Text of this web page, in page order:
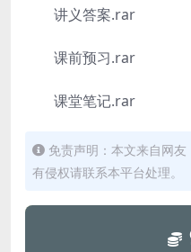
讲义答案.rar
课前预习.rar
课堂笔记.rar
免责声明：本文来自网
有侵权请联系本平台处理。